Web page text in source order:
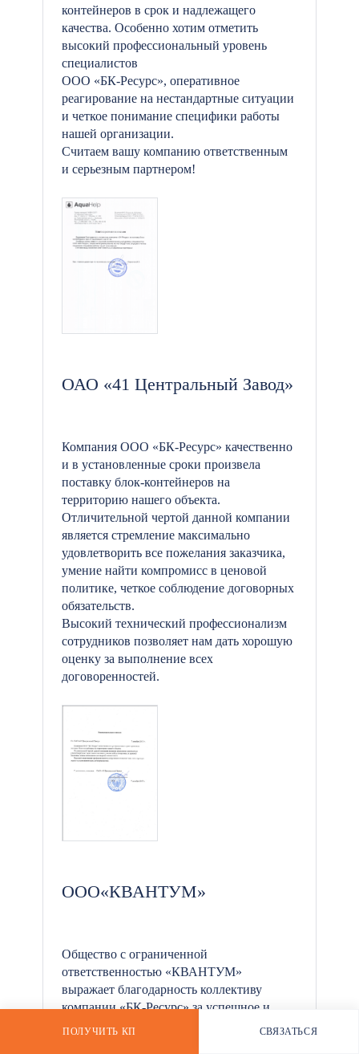
контейнеров в срок и надлежащего
качества. Особенно хотим отметить
высокий профессиональный уровень
специалистов
ООО «БК-Ресурс», оперативное
реагирование на нестандартные ситуации
и четкое понимание специфики работы
нашей организации.
Считаем вашу компанию ответственным
и серьезным партнером!
ОАО «41 Центральный Завод»
Компания ООО «БК-Ресурс» качественно
и в установленные сроки произвела
поставку блок-контейнеров на
территорию нашего объекта.
Отличительной чертой данной компании
является стремление максимально
удовлетворить все пожелания заказчика,
умение найти компромисс в ценовой
политике, четкое соблюдение договорных
обязательств.
Высокий технический профессионализм
сотрудников позволяет нам дать хорошую
оценку за выполнение всех
договоренностей.
ООО«КВАНТУМ»
Общество с ограниченной
ответственностью «КВАНТУМ»
выражает благодарность коллективу
компании «БК-Ресурс» за успешное и
эффективное сотрудничество.
ПОЛУЧИТЬ КП СВЯЗАТЬСЯ